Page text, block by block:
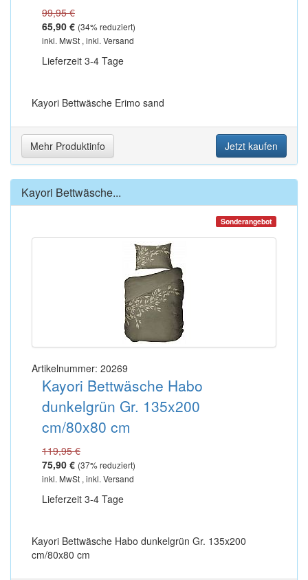
99,95 €
65,90 € (34% reduziert)
inkl. MwSt , inkl. Versand
Lieferzeit 3-4 Tage
Kayori Bettwäsche Erimo sand
Mehr Produktinfo Jetzt kaufen
Kayori Bettwäsche...
Sonderangebot
Artikelnummer: 20269
Kayori Bettwäsche Habo
dunkelgrün Gr. 135x200
cm/80x80 cm
119,95 €
75,90 € (37% reduziert)
inkl. MwSt , inkl. Versand
Lieferzeit 3-4 Tage
Kayori Bettwäsche Habo dunkelgrün Gr. 135x200
cm/80x80 cm